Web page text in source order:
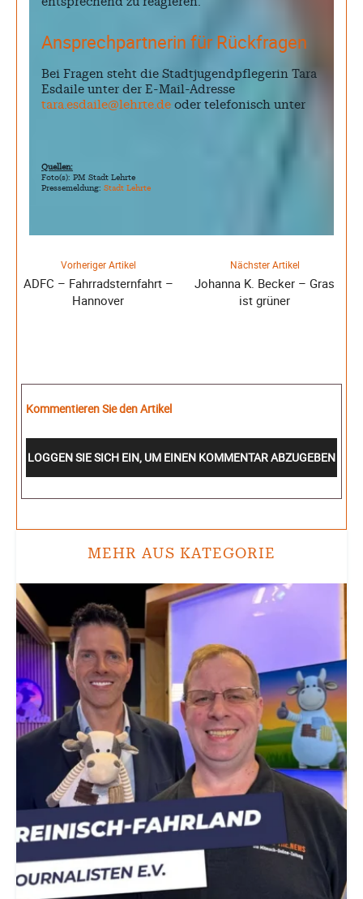
MEHR AUS KATEGORIE
Ansprechpartnerin für Rückfragen
Bei Fragen steht die Stadtjugendpflegerin Tara
Esdaile unter der E-Mail-Adresse
tara.esdaile@lehrte.de oder telefonisch unter
Quellen:
Foto(s): PM Stadt Lehrte
Pressemeldung: Stadt Lehrte
Vorheriger Artikel
ADFC – Fahrradsternfahrt –
Hannover
Nächster Artikel
Johanna K. Becker – Gras
ist grüner
Kommentieren Sie den Artikel
LOGGEN SIE SICH EIN, UM EINEN KOMMENTAR ABZUGEBEN